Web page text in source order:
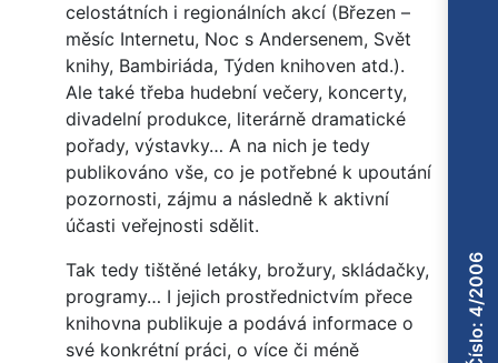
celostátních i regionálních akcí (Březen –
měsíc Internetu, Noc s Andersenem, Svět
knihy, Bambiriáda, Týden knihoven atd.).
Ale také třeba hudební večery, koncerty,
divadelní produkce, literárně dramatické
pořady, výstavky… A na nich je tedy
publikováno vše, co je potřebné k upoutání
pozornosti, zájmu a následně k aktivní
účasti veřejnosti sdělit.
Tak tedy tištěné letáky, brožury, skládačky,
programy… I jejich prostřednictvím přece
knihovna publikuje a podává informace o
své konkrétní práci, o více či méně
Číslo: 4/2006